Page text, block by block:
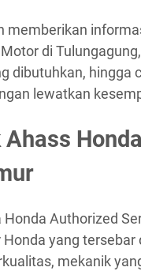
memberikan
di
dibutuhkan, hingga
lewatkan
Honda Authorized
yang
mekanik